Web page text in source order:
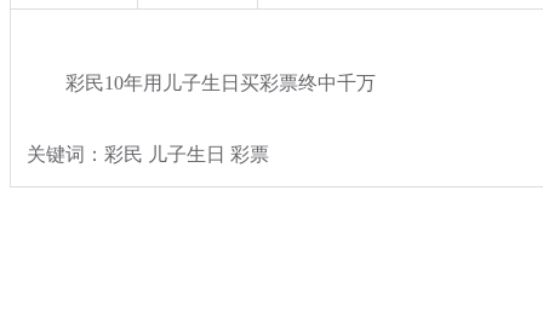
彩民10年用儿子生日买彩票终中千万
关键词：彩民 儿子生日 彩票